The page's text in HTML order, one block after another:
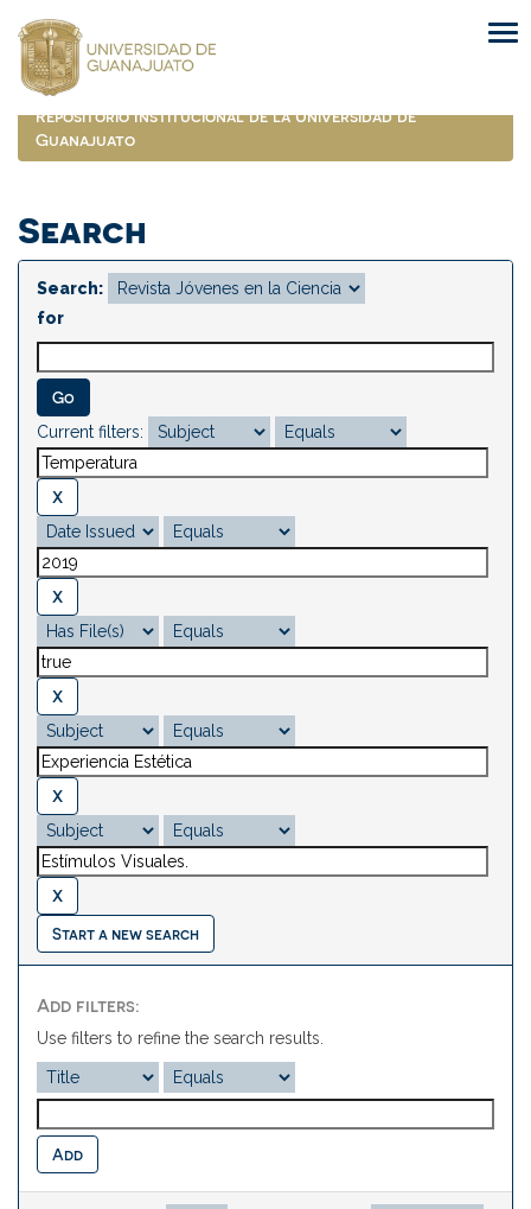
navigation
Repositorio Institucional de la Universidad de
Guanajuato
Search
Search:
for
Current filters:
Start a new search
Add filters:
Use filters to refine the search results.